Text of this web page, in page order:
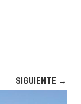
SIGUIENTE →